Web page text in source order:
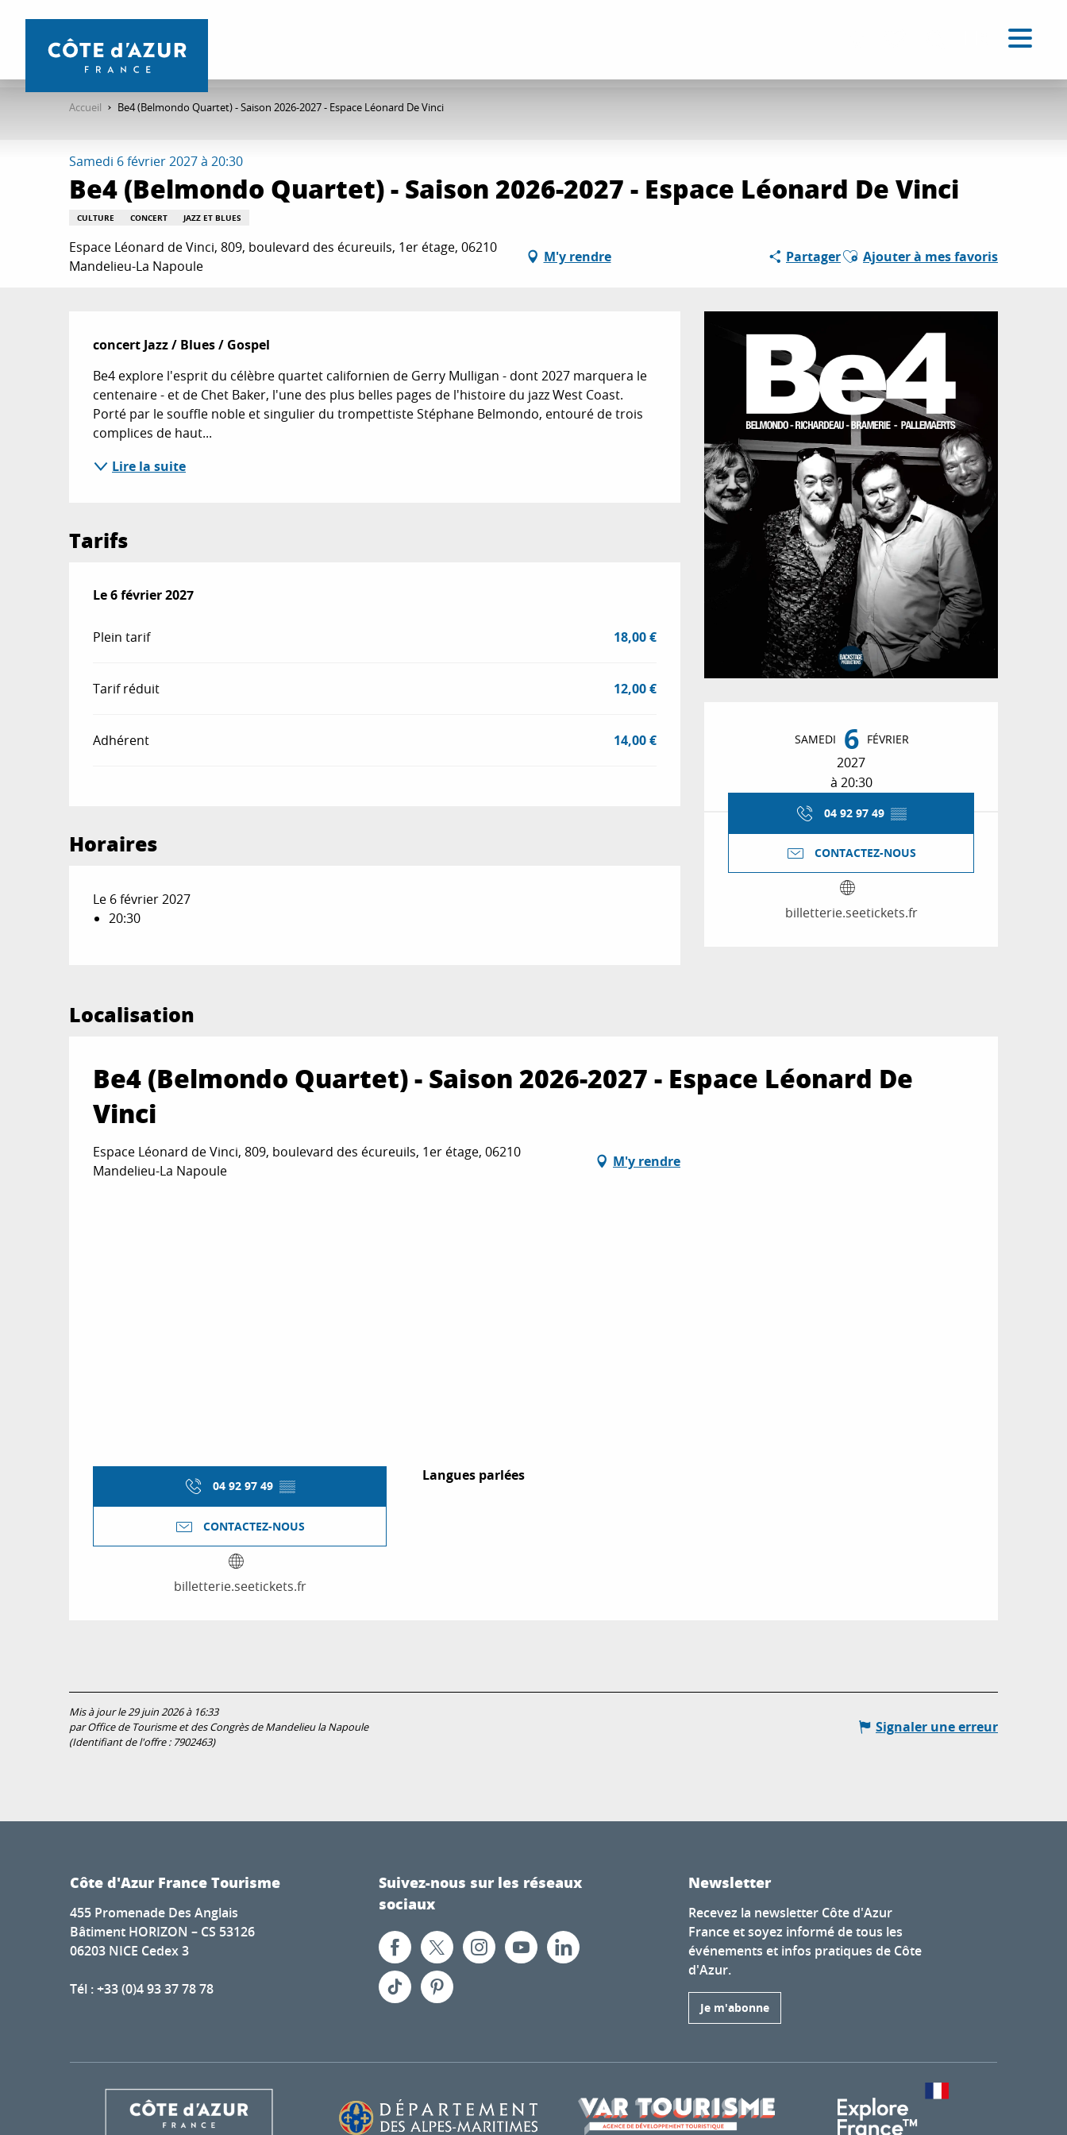
contenu
Accueil Be4 (Belmondo Quartet) - Saison 2026-2027 - Espace Léonard De Vinci
Samedi 6 février 2027 à 20:30
Be4 (Belmondo Quartet) - Saison 2026-2027 - Espace Léonard De Vinci
CULTURE CONCERT JAZZ ET BLUES
Espace Léonard de Vinci, 809, boulevard des écureuils, 1er étage, 06210
Mandelieu-La Napoule
M'y rendre PartagerAjouter aux favoris
Ajouter à mes favoris
Ouverture et
SAMEDI 6 FÉVRIER
2027
à 20:30
04 92 97 49 ▒▒
CONTACTEZ-NOUS
billetterie.seetickets.fr
Description
concert Jazz / Blues / Gospel
Be4 explore l'esprit du célèbre quartet californien de Gerry Mulligan - dont 2027 marquera le
centenaire - et de Chet Baker, l'une des plus belles pages de l'histoire du jazz West Coast.
Porté par le souffle noble et singulier du trompettiste Stéphane Belmondo, entouré de trois
complices de haut...
Lire la suite
Tarifs
Le6 février 2027
Le6 février 2027
Plein tarif 18,00 €
Tarif réduit 12,00 €
Adhérent 14,00 €
Horaires
Le 6 février 2027
20:30
Localisation
Be4 (Belmondo Quartet) - Saison 2026-2027 - Espace Léonard De
Vinci
Espace Léonard de Vinci, 809, boulevard des écureuils, 1er étage, 06210
Mandelieu-La Napoule
M'y rendre
04 92 97 49 ▒▒
CONTACTEZ-NOUS
billetterie.seetickets.fr
Langues parlées
Langues parlées
Mis à jour le 29 juin 2026 à 16:33
par Office de Tourisme et des Congrès de Mandelieu la Napoule
(Identifiant de l'offre : 7902463)
Signaler une erreur
Côte d'Azur France Tourisme
455 Promenade Des Anglais
Bâtiment HORIZON – CS 53126
06203 NICE Cedex 3
Tél : +33 (0)4 93 37 78 78
Suivez-nous sur les réseaux
sociaux
Newsletter
Recevez la newsletter Côte d'Azur
France et soyez informé de tous les
événements et infos pratiques de Côte
d'Azur.
Je m'abonne